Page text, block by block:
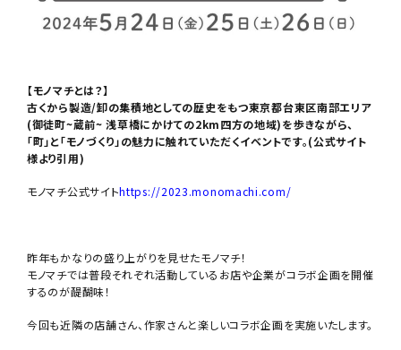
【モノマチとは？】
古くから製造/卸の集積地としての歴史をもつ東京都台東区南部エリア
(御徒町~蔵前~ 浅草橋にかけての2km四方の地域)を歩きながら、
「町」と「モノづくり」の魅力に触れていただくイベントです。(公式サイト
様より引用)
モノマチ公式サイトhttps://2023.monomachi.com/
昨年もかなりの盛り上がりを見せたモノマチ！
モノマチでは普段それぞれ活動しているお店や企業がコラボ企画を開催
するのが醍醐味！
今回も近隣の店舗さん、作家さんと楽しいコラボ企画を実施いたします。